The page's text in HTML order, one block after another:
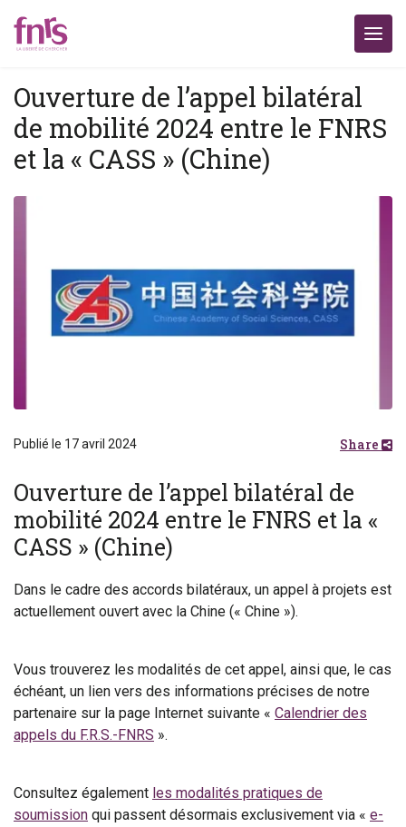
Ouverture de l’appel bilatéral
de mobilité 2024 entre le FNRS
et la « CASS » (Chine)
Publié le 17 avril 2024 Share
Ouverture de l’appel bilatéral de
mobilité 2024 entre le FNRS et la «
CASS » (Chine)
Dans le cadre des accords bilatéraux, un appel à projets est
actuellement ouvert avec la Chine (« Chine »).
Vous trouverez les modalités de cet appel, ainsi que, le cas
échéant, un lien vers des informations précises de notre
partenaire sur la page Internet suivante « Calendrier des
appels du F.R.S.-FNRS ».
Consultez également les modalités pratiques de
soumission qui passent désormais exclusivement via « e-